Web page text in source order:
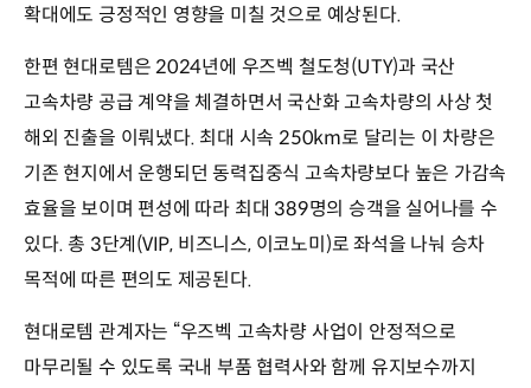
확대에도 긍정적인 영향을 미칠 것으로 예상된다.
한편 현대로템은 2024년에 우즈벡 철도청(UTY)과 국산
고속차량 공급 계약을 체결하면서 국산화 고속차량의 사상 첫
해외 진출을 이뤄냈다. 최대 시속 250km로 달리는 이 차량은
기존 현지에서 운행되던 동력집중식 고속차량보다 높은 가감속
효율을 보이며 편성에 따라 최대 389명의 승객을 실어나를 수
있다. 총 3단계(VIP, 비즈니스, 이코노미)로 좌석을 나눠 승차
목적에 따른 편의도 제공된다.
현대로템 관계자는 “우즈벡 고속차량 사업이 안정적으로
마무리될 수 있도록 국내 부품 협력사와 함께 유지보수까지